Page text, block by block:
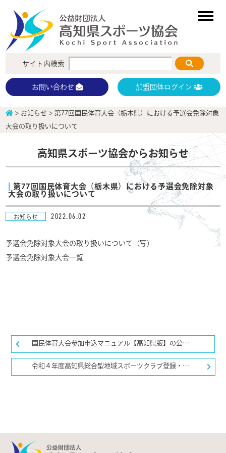
サイト内検索
お問い合わせ 加盟団体ログイン
> お知らせ >第77回国民体育大会（栃木県）における予選会免除対象
大会の取り扱いについて
高知県スポーツ協会からお知らせ
第77回国民体育大会（栃木県）における予選会免除対象
大会の取り扱いについて
お知らせ 2022.06.02
予選会免除対象大会の取り扱いについて（写）
予選会免除対象大会一覧
国民体育大会参加申込マニュアル【高知県版】の公開について
令和４年度高知県総合型地域スポーツクラブ登録・認証制度について